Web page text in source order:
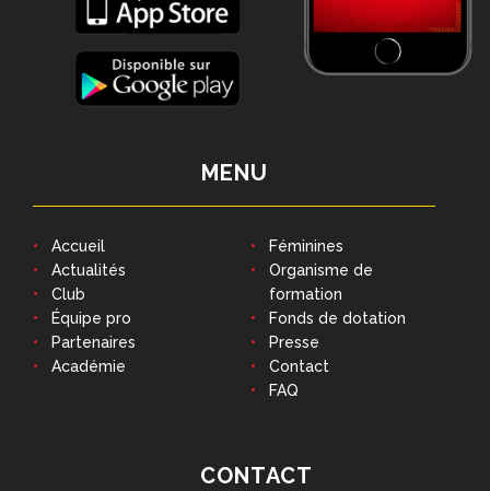
CONTACT
MENU
Accueil
Actualités
Club
Équipe pro
Partenaires
Académie
Féminines
Organisme de
formation
Fonds de dotation
Presse
Contact
FAQ